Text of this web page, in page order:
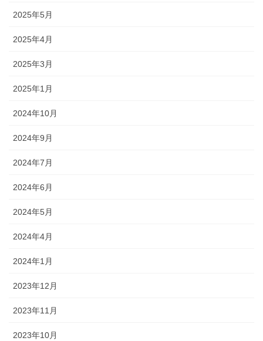
2025年5月
2025年4月
2025年3月
2025年1月
2024年10月
2024年9月
2024年7月
2024年6月
2024年5月
2024年4月
2024年1月
2023年12月
2023年11月
2023年10月